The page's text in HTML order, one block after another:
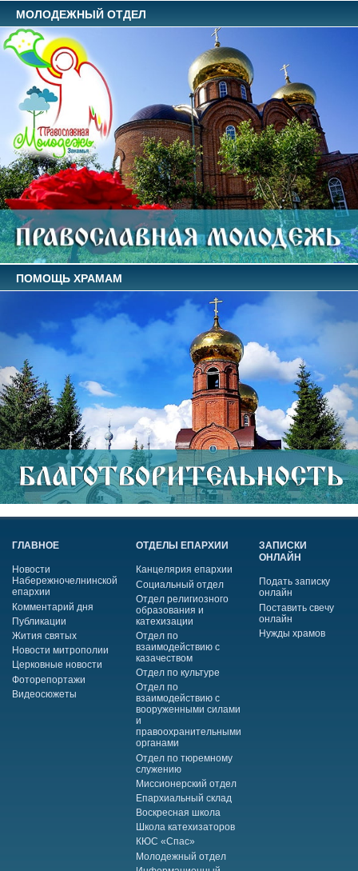
МОЛОДЕЖНЫЙ ОТДЕЛ
ПОМОЩЬ ХРАМАМ
ГЛАВНОЕ
Новости
Набережночелнинской
епархии
Комментарий дня
Публикации
Жития святых
Новости митрополии
Церковные новости
Фоторепортажи
Видеосюжеты
ОТДЕЛЫ ЕПАРХИИ
Канцелярия епархии
Социальный отдел
Отдел религиозного
образования и
катехизации
Отдел по
взаимодействию с
казачеством
Отдел по культуре
Отдел по
взаимодействию с
вооруженными силами
и
правоохранительными
органами
Отдел по тюремному
служению
Миссионерский отдел
Епархиальный склад
Воскресная школа
Школа катехизаторов
КЮС «Спас»
Молодежный отдел
ЗАПИСКИ
ОНЛАЙН
Подать записку
онлайн
Поставить свечу
онлайн
Нужды храмов